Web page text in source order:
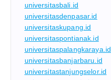
universitasbali.id
universitasdenpasar.id
universitaskupang.id
universitaspontianak.id
universitaspalangkaraya.id
universitasbanjarbaru.id
universitastanjungselor.id